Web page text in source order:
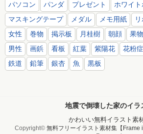
パソコン
パンダ プレゼント
ホワイト
マスキングテープ
メダル メモ用紙
女性
巻物 掲示板 月桂樹 朝顔 果物
男性
画鋲 看板 紅葉 紫陽花 花粉症
鉄道
鉛筆 銀杏 魚 黒板
地震で倒壊した家のイラ
かわいい無料イラスト素
Copyright© 無料フリーイラスト素材集【Frame